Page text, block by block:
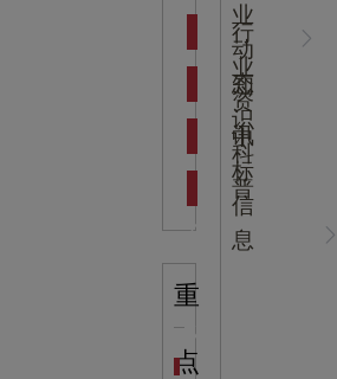
吉
心
NEWS
业
动
态
行
业
资
讯
知
识
科
普
中
标
信
息
重
点海洋馆设计建设方案：